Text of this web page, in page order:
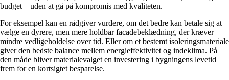
budget – uden at gå på kompromis med kvaliteten.
For eksempel kan en rådgiver vurdere, om det bedre kan betale sig at
vælge en dyrere, men mere holdbar facadebeklædning, der kræver
mindre vedligeholdelse over tid. Eller om et bestemt isoleringsmateriale
giver den bedste balance mellem energieffektivitet og indeklima. På
den måde bliver materialevalget en investering i bygningens levetid
frem for en kortsigtet besparelse.